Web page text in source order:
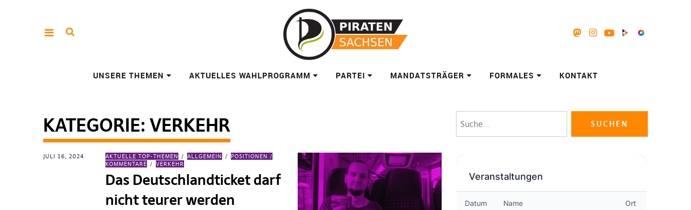
UNSERE THEMEN AKTUELLES WAHLPROGRAMM PARTEI MANDATSTRÄGER FORMALES KONTAKT
KATEGORIE: VERKEHR
JULI 16, 2024 AKTUELLE TOP-THEMEN ALLGEMEIN
POSITIONEN /
KOMMENTARE
VERKEHR
Das Deutschlandticket darf
nicht teurer werden